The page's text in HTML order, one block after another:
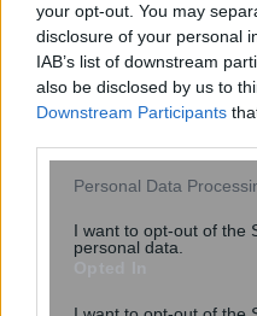
your opt-out. You may
disclosure of your personal
IAB’s list of downstream
also be disclosed by us to
Downstream Participants
Please note that this
not limited to your visit or
grant or deny consent to
consent section.
Personal Data
I want to opt-out of the
personal data.
Αλέξης Τσίπρας:
γιατί απουσιάζει
γιατί δεν έχει